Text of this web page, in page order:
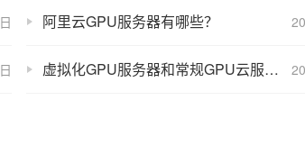
阿里云GPU服务器有哪些？
虚拟化GPU服务器和常规GPU云服务器有哪些区别？